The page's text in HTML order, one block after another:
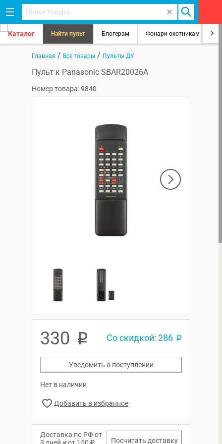
Каталог Найти пульт Блогерам Фонари охотникам
Главная / Все товары / Пульты ДУ
Пульт к Panasonic SBAR20026A
Номер товара: 9840
330 p Со скидкой: 286 p
Уведомить о поступлении
Нет в наличии
Доставка по РФ от
Посчитать доставку